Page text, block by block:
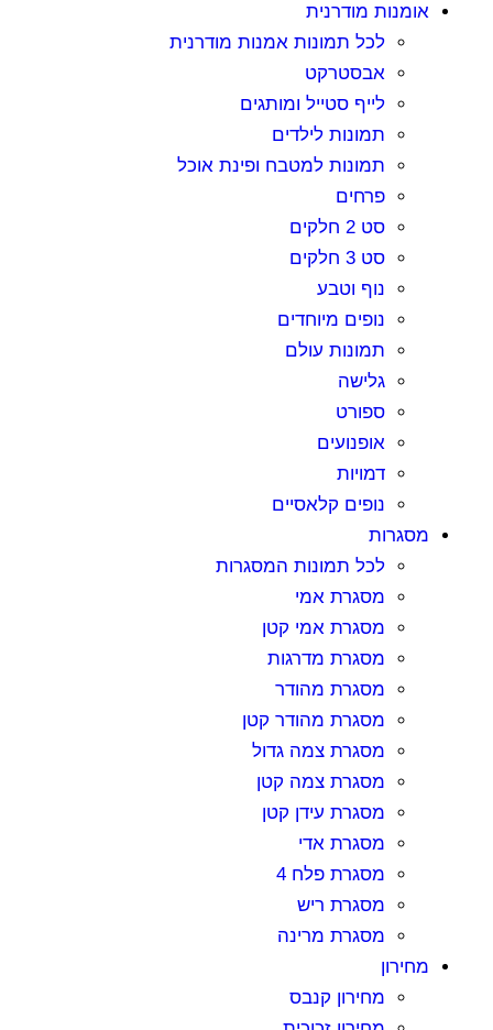
אומנות מודרנית
לכל תמונות אמנות מודרנית
אבסטרקט
לייף סטייל ומותגים
תמונות לילדים
תמונות למטבח ופינת אוכל
פרחים
סט 2 חלקים
סט 3 חלקים
נוף וטבע
נופים מיוחדים
תמונות עולם
גלישה
ספורט
אופנועים
דמויות
נופים קלאסיים
מסגרות
לכל תמונות המסגרות
מסגרת אמי
מסגרת אמי קטן
מסגרת מדרגות
מסגרת מהודר
מסגרת מהודר קטן
מסגרת צמה גדול
מסגרת צמה קטן
מסגרת עידן קטן
מסגרת אדי
מסגרת פלח 4
מסגרת ריש
מסגרת מרינה
מחירון
מחירון קנבס